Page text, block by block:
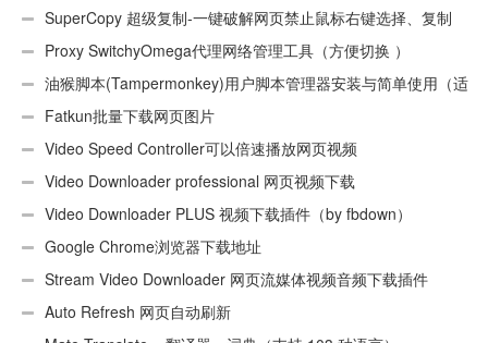
SuperCopy 超级复制-一键破解网页禁止鼠标右键选择、复制
Proxy SwitchyOmega代理网络管理工具（方便切换 ）
油猴脚本(Tampermonkey)用户脚本管理器安装与简单使用（适
用Android）
Fatkun批量下载网页图片
Video Speed Controller可以倍速播放网页视频
Video Downloader professional 网页视频下载
Video Downloader PLUS 视频下载插件（by fbdown）
Google Chrome浏览器下载地址
Stream Video Downloader 网页流媒体视频音频下载插件
Auto Refresh 网页自动刷新